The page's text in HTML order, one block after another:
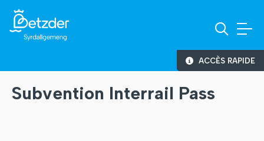
ACCÈS RAPIDE
Subvention Interrail Pass